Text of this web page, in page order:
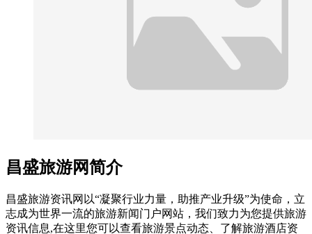
昌盛旅游网简介
昌盛旅游资讯网以“凝聚行业力量，助推产业升级”为使命，立
志成为世界一流的旅游新闻门户网站，我们致力为您提供旅游
资讯信息,在这里您可以查看旅游景点动态、了解旅游酒店资